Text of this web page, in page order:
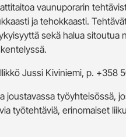
vaunuporarin
ja tehokkaasti.
sekä halua sitoutua
Jussi Kiviniemi, p. +358
joustavassa työyhteisössä,
työtehtäviä, erinomaiset